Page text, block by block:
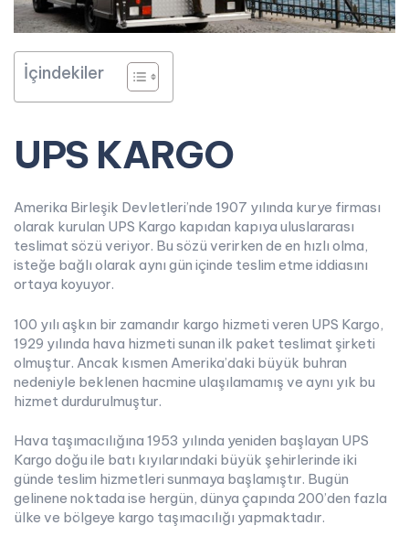
İçindekiler
UPS KARGO
Amerika Birleşik Devletleri’nde 1907 yılında kurye firması
olarak kurulan UPS Kargo kapıdan kapıya uluslararası
teslimat sözü veriyor. Bu sözü verirken de en hızlı olma,
isteğe bağlı olarak aynı gün içinde teslim etme iddiasını
ortaya koyuyor.
100 yılı aşkın bir zamandır kargo hizmeti veren UPS Kargo,
1929 yılında hava hizmeti sunan ilk paket teslimat şirketi
olmuştur. Ancak kısmen Amerika’daki büyük buhran
nedeniyle beklenen hacmine ulaşılamamış ve aynı yık bu
hizmet durdurulmuştur.
Hava taşımacılığına 1953 yılında yeniden başlayan UPS
Kargo doğu ile batı kıyılarındaki büyük şehirlerinde iki
günde teslim hizmetleri sunmaya başlamıştır. Bugün
gelinene noktada ise hergün, dünya çapında 200’den fazla
ülke ve bölgeye kargo taşımacılığı yapmaktadır.